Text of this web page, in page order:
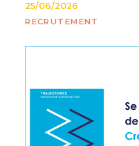
25/06/2026
RECRUTEMENT